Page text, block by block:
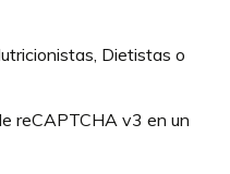
Dietistas o
reCAPTCHA v3 en un